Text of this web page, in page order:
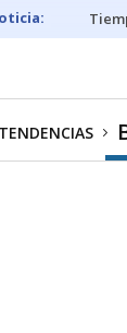
TENDENCIAS